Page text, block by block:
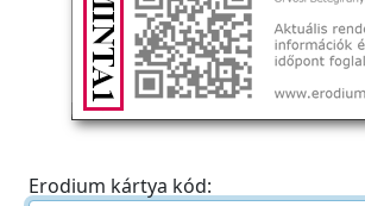
Erodium kártya kód: